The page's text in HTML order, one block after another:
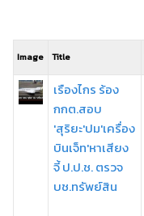
Image Title
เรืองไกร ร้อง
กกต.สอบ
'สุริยะ'ปม'เครื่อง
บินเจ็ท'หาเสียง
จี้ ป.ป.ช. ตรวจ
บช.ทรัพย์สิน